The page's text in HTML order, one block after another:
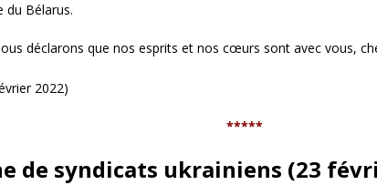
du Bélarus.
déclarons que nos esprits et nos cœurs sont avec vous,
2022)
*****
de syndicats ukrainiens (23